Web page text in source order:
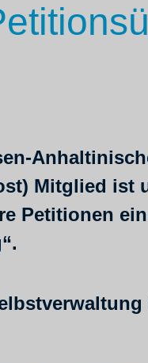
Mitglied ist
Petitionen